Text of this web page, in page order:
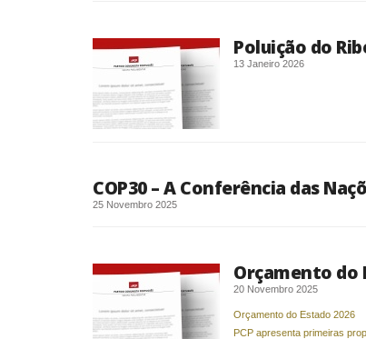
Poluição do
13 Janeiro 2026
COP30 – A Conferência das
25 Novembro 2025
Orçamento do
20 Novembro 2025
Orçamento do Estado 2026
PCP apresenta primeiras